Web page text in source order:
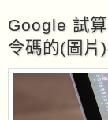
Google 試
令碼的(圖片